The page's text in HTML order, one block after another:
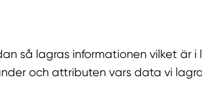
så lagras informationen vilket är
och attributen vars data vi